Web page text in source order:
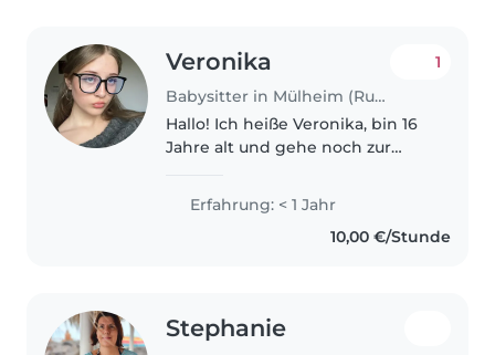
Veronika
Babysitter in Mülheim (Ruhr)
1
Hallo! Ich heiße Veronika, bin 16
Jahre alt und gehe noch zur
Ich liebe den Umgang mit
Kindern und habe bereits
Erfahrung beim Babysitten bei
Erfahrung: < 1 Jahr
10,00 €/Stunde
Stephanie